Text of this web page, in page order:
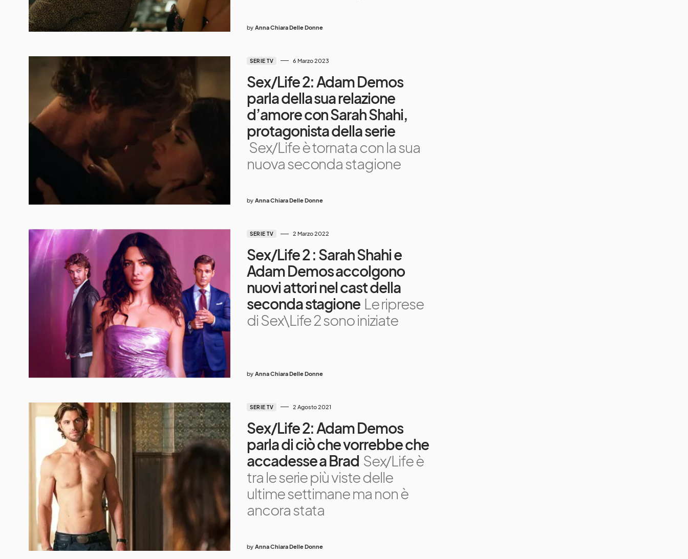
by Anna Chiara Delle Donne
SERIE TV 6 Marzo 2023
Sex/Life 2: Adam Demos
parla della sua relazione
d’amore con Sarah Shahi,
protagonista della serie
Sex/Life è tornata con la sua
nuova seconda stagione
by Anna Chiara Delle Donne
SERIE TV 2 Marzo 2022
Sex/Life 2 : Sarah Shahi e
Adam Demos accolgono
nuovi attori nel cast della
seconda stagione Le riprese
di Sex\Life 2 sono iniziate
by Anna Chiara Delle Donne
SERIE TV 2 Agosto 2021
Sex/Life 2: Adam Demos
parla di ciò che vorrebbe che
accadesse a Brad Sex/Life è
tra le serie più viste delle
ultime settimane ma non è
ancora stata
by Anna Chiara Delle Donne